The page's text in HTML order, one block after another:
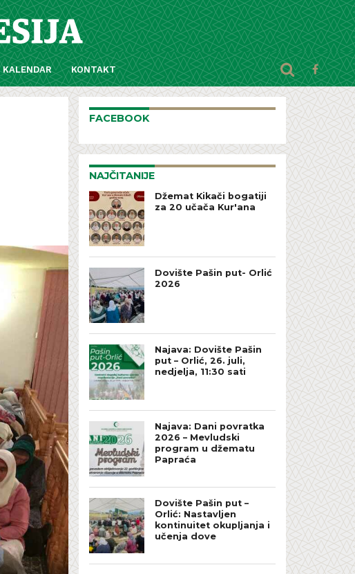
KALENDAR KONTAKT
FACEBOOK
NAJČITANIJE
Džemat Kikači bogatiji
za 20 učača Kur'ana
Dovište Pašin put- Orlić
2026
Najava: Dovište Pašin
put – Orlić, 26. juli,
nedjelja, 11:30 sati
Najava: Dani povratka
2026 – Mevludski
program u džematu
Papraća
Dovište Pašin put –
Orlić: Nastavljen
kontinuitet okupljanja i
učenja dove